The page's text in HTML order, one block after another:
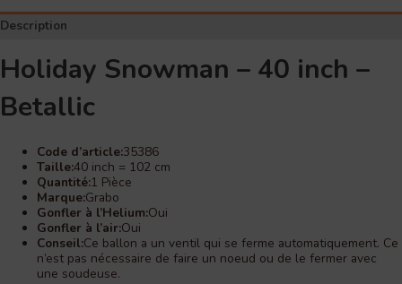
Betallic
Description
Holiday Snowman – 40 inch –
Betallic
Code d’article:35386
Taille:40 inch = 102 cm
Quantité:1 Pièce
Marque:Grabo
Gonfler à l’Helium:Oui
Gonfler à l’air:Oui
Conseil:Ce ballon a un ventil qui se ferme automatiquement. Ce
n’est pas nécessaire de faire un noeud ou de le fermer avec
une soudeuse.